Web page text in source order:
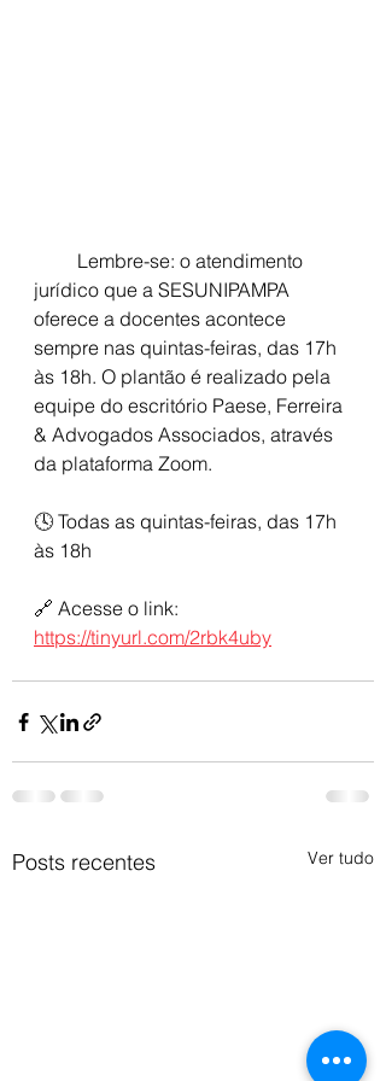
jurídico que a SESUNIPAMPA
oferece a docentes acontece
sempre nas quintas-feiras, das 17h
às 18h. O plantão é realizado pela
equipe do escritório Paese, Ferreira
& Advogados Associados, através
da plataforma Zoom.
🕓 Todas as quintas-feiras, das 17h
às 18h
🔗 Acesse o link:
https://tinyurl.com/2rbk4uby
Posts recentes Ver tudo